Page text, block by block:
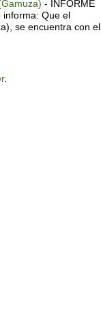
- INFORME
informa: Que el
se encuentra con el
.